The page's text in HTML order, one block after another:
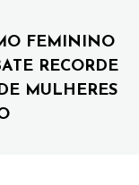
FEMININO
RECORDE
MULHERES